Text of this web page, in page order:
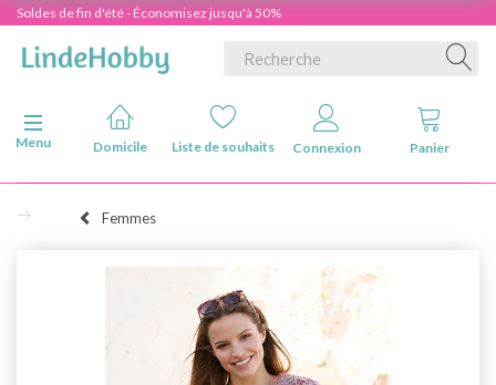
Soldes de fin d'été - Économisez jusqu'à 50%
Basculer la navigation
Menu
Domicile Liste de souhaits Connexion Panier
Femmes